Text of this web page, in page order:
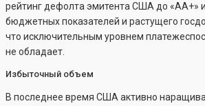
рейтинг дефолта эмитента США до «AA+»
бюджетных показателей и растущего
что исключительным уровнем
не обладает.
Избыточный объем
В последнее время США активно